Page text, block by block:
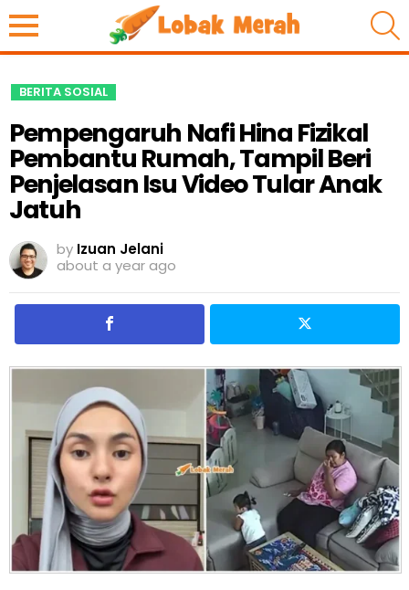
BERITA SOSIAL
Pempengaruh Nafi Hina Fizikal
Pembantu Rumah, Tampil Beri
Penjelasan Isu Video Tular Anak
Jatuh
by Izuan Jelani
about a year ago